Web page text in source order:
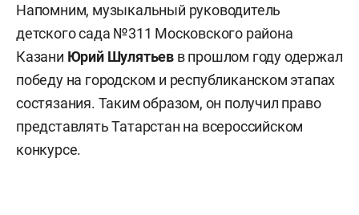
Напомним, музыкальный руководитель
детского сада №311 Московского района
Казани Юрий Шулятьев в прошлом году одержал
победу на городском и республиканском этапах
состязания. Таким образом, он получил право
представлять Татарстан на всероссийском
конкурсе.